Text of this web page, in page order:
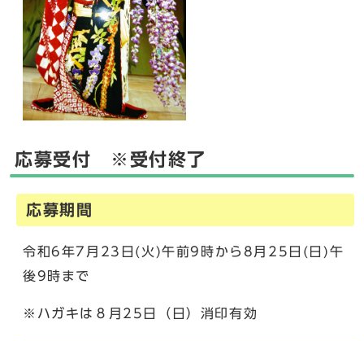
応募受付 ※受付終了
応募期間
令和6年7月23日(火)午前9時から8月25日(日)午
後9時まで
※ハガキは８月25日（日）消印有効